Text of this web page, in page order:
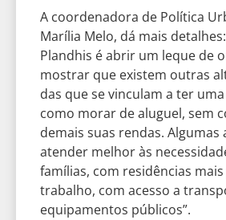
A coordenadora de Política
Marília Melo, dá mais
Plandhis é abrir um leque de
mostrar que existem outras
das que se vinculam a ter
como morar de aluguel, sem
demais suas rendas. Algumas
atender melhor às
famílias, com residências
trabalho, com acesso a
equipamentos públicos”.